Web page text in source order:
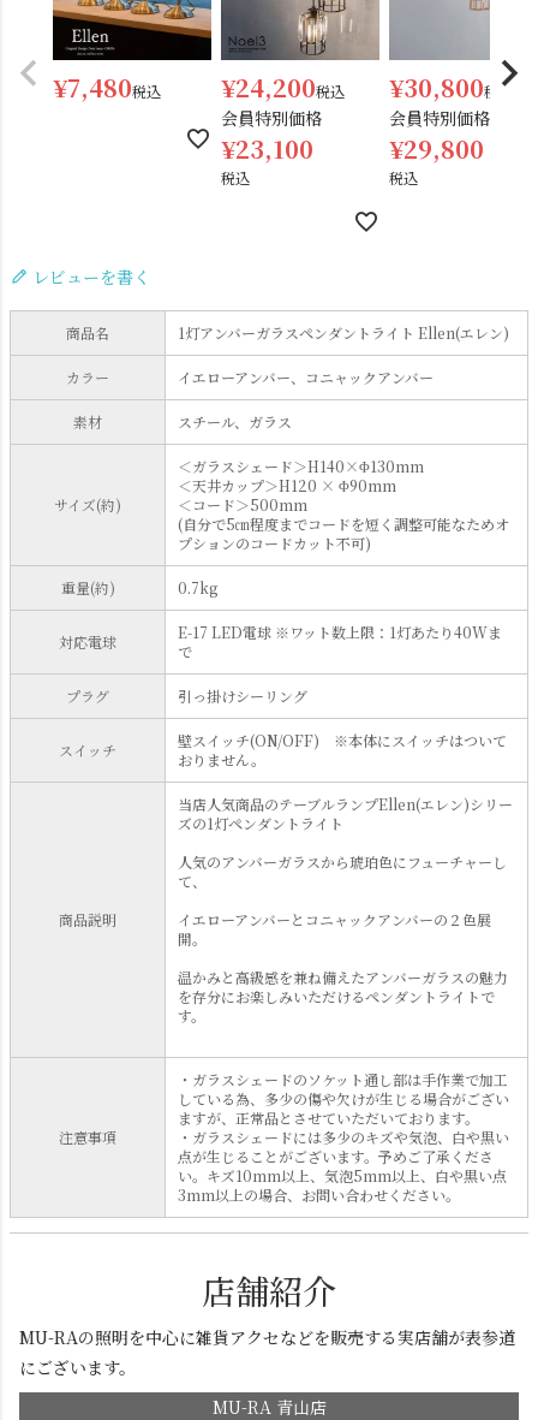
¥7,480税込 ¥24,200税込
会員特別価格
¥23,100
税込
¥30,800税込
会員特別価格
¥29,800
税込
レビューを書く
商品名 1灯アンバーガラスペンダントライト Ellen(エレン)
カラー イエローアンバー、コニャックアンバー
素材 スチール、ガラス
サイズ(約)
＜ガラスシェード＞H140×Φ130mm
＜天井カップ＞H120 × Φ90mm
＜コード＞500mm
(自分で5㎝程度までコードを短く調整可能なためオ
プションのコードカット不可)
重量(約) 0.7kg
対応電球
E-17 LED電球 ※ワット数上限：1灯あたり40Wま
で
プラグ 引っ掛けシーリング
スイッチ
壁スイッチ(ON/OFF) ※本体にスイッチはついて
おりません。
商品説明
当店人気商品のテーブルランプEllen(エレン)シリー
ズの1灯ペンダントライト
人気のアンバーガラスから琥珀色にフューチャーし
て、
イエローアンバーとコニャックアンバーの２色展
開。
温かみと高級感を兼ね備えたアンバーガラスの魅力
を存分にお楽しみいただけるペンダントライトで
す。
注意事項
・ガラスシェードのソケット通し部は手作業で加工
している為、多少の傷や欠けが生じる場合がござい
ますが、正常品とさせていただいております。
・ガラスシェードには多少のキズや気泡、白や黒い
点が生じることがございます。予めご了承くださ
い。キズ10mm以上、気泡5mm以上、白や黒い点
3mm以上の場合、お問い合わせください。
店舗紹介
MU-RAの照明を中心に雑貨アクセなどを販売する実店舗が表参道
にございます。
MU-RA 青山店